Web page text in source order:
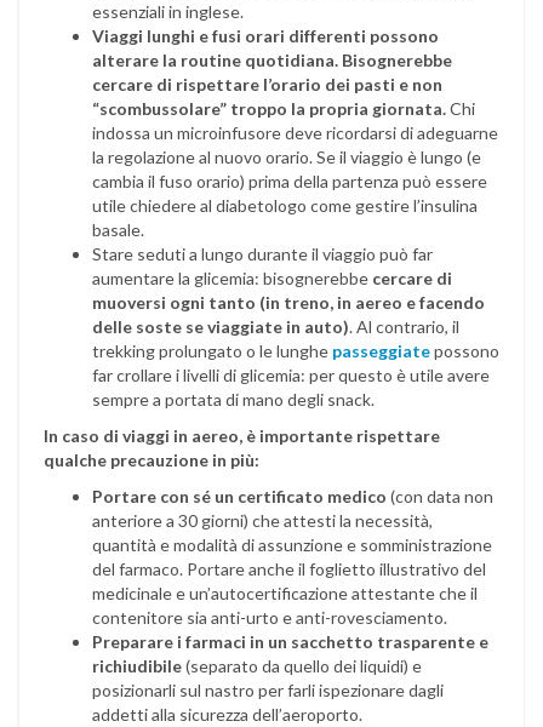
essenziali in inglese.
Viaggi lunghi e fusi orari differenti possono
alterare la routine quotidiana. Bisognerebbe
cercare di rispettare l’orario dei pasti e non
“scombussolare” troppo la propria giornata.Chi
indossa un microinfusore deve ricordarsi di adeguarne
la regolazione al nuovo orario. Se il viaggio è lungo (e
cambia il fuso orario) prima della partenza può essere
utile chiedere al diabetologo come gestire l’insulina
basale.
Stare seduti a lungo durante il viaggio può far
aumentare la glicemia: bisognerebbe cercare di
muoversi ogni tanto (in treno, in aereo e facendo
delle soste se viaggiate in auto). Al contrario, il
trekking prolungato o le lunghe passeggiatepossono
far crollare i livelli di glicemia: per questo è utile avere
sempre a portata di mano degli snack.
In caso di viaggi in aereo, è importante rispettare
qualche precauzione in più:
Portare con sé un certificato medico (con data non
anteriore a 30 giorni) che attesti la necessità,
quantità e modalità di assunzione e somministrazione
del farmaco. Portare anche il foglietto illustrativo del
medicinale e un’autocertificazione attestante che il
contenitore sia anti-urto e anti-rovesciamento.
Preparare i farmaci in un sacchetto trasparente e
richiudibile(separato da quello dei liquidi) e
posizionarli sul nastro per farli ispezionare dagli
addetti alla sicurezza dell’aeroporto.